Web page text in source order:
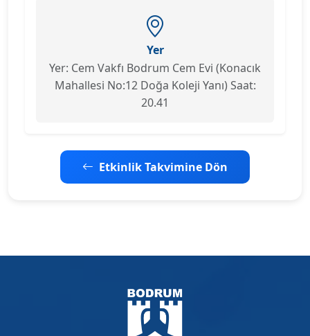
Yer
Yer: Cem Vakfı Bodrum Cem Evi (Konacık
Mahallesi No:12 Doğa Koleji Yanı) Saat:
20.41
Etkinlik Takvimine Dön